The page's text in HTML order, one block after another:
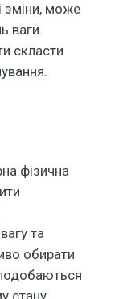
зміни, може
ваги.
скласти
фізична
та
обирати